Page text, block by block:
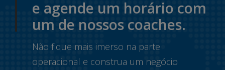
e agende um horário com
um de nossos coaches.
Não fique mais imerso na parte
operacional e construa um negócio